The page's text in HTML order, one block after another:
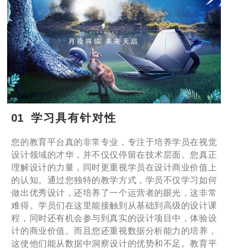
01 学习具有针对性
您的教育平台真的非常专业，专注于培养学员在视觉
设计领域的才华，并不仅仅停留在技术层面。您真正
理解设计的力量，同时更重视学员在设计商业价值上
的认知。通过您独特的教学方式，学员不仅学习如何
做出优秀设计，还培养了一个运营者的眼光，这非常
难得。学员们在这里能接触到从基础到高级的设计课
程，同时还有机会参与到真实的设计项目中，体验设
计的商业价值。而且您还重视数据分析能力的培养，
这使他们能从数据中洞察设计的优势和不足。教育平